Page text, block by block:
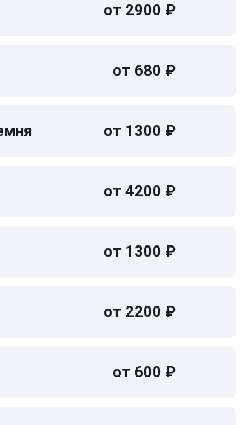
от 2900 ₽
от 680 ₽
от 1300 ₽
от 4200 ₽
от 1300 ₽
от 2200 ₽
от 600 ₽